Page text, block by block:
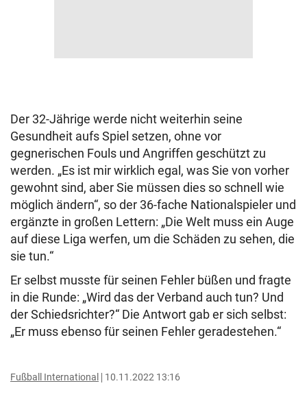
Der 32-Jährige werde nicht weiterhin seine
Gesundheit aufs Spiel setzen, ohne vor
gegnerischen Fouls und Angriffen geschützt zu
werden. „Es ist mir wirklich egal, was Sie von vorher
gewohnt sind, aber Sie müssen dies so schnell wie
möglich ändern“, so der 36-fache Nationalspieler und
ergänzte in großen Lettern: „Die Welt muss ein Auge
auf diese Liga werfen, um die Schäden zu sehen, die
sie tun.“
Er selbst musste für seinen Fehler büßen und fragte
in die Runde: „Wird das der Verband auch tun? Und
der Schiedsrichter?“ Die Antwort gab er sich selbst:
„Er muss ebenso für seinen Fehler geradestehen.“
Fußball International 10.11.2022 13:16